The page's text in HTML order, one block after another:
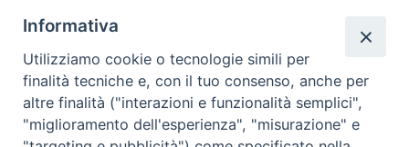
Sede arcivescovile suffraganea
Regione ecclesiastica Puglia
Via Beltrani, 9
76125 Trani BT
Informativa
Utilizziamo cookie o tecnologie simili per
finalità tecniche e, con il tuo consenso, anche per
altre finalità ("interazioni e funzionalità semplici",
"miglioramento dell'esperienza", "misurazione" e